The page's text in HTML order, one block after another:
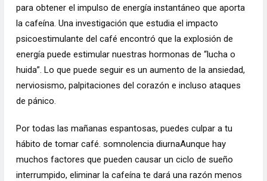
para obtener el impulso de energía instantáneo que aporta
la cafeína. Una investigación que estudia el impacto
psicoestimulante del café encontró que la explosión de
energía puede estimularnuestras hormonas de “lucha o
huida”. Lo que puede seguir es un aumento de la ansiedad,
nerviosismo, palpitaciones del corazón e incluso ataques
de pánico.
Por todas las mañanas espantosas, puedes culpar a tu
hábito de tomar café. somnolencia diurnaAunque hay
muchos factores que pueden causar un ciclo de sueño
interrumpido, eliminar la cafeína te dará una razón menos